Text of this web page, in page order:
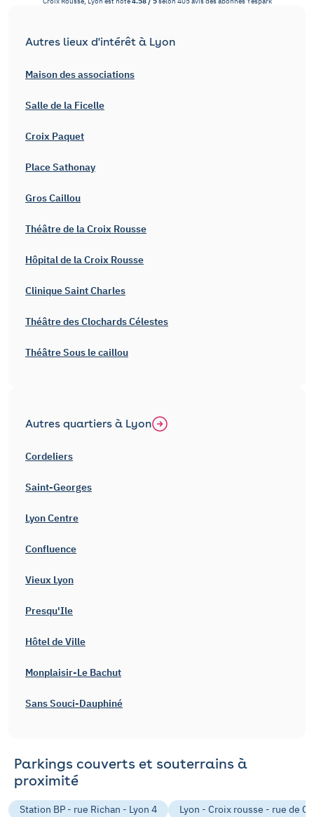
Autres lieux d'intérêt à Lyon
Maison des associations
Salle de la Ficelle
Croix Paquet
Place Sathonay
Gros Caillou
Théâtre de la Croix Rousse
Hôpital de la Croix Rousse
Clinique Saint Charles
Théâtre des Clochards Célestes
Théâtre Sous le caillou
Autres quartiers à Lyon
Cordeliers
Saint-Georges
Lyon Centre
Confluence
Vieux Lyon
Presqu'Ile
Hôtel de Ville
Monplaisir-Le Bachut
Sans Souci-Dauphiné
Parkings couverts et souterrains à
proximité
Station BP - rue Richan - Lyon 4 Lyon - Croix rousse - rue de